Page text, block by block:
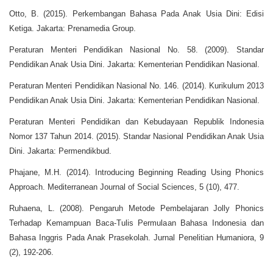
Otto, B. (2015). Perkembangan Bahasa Pada Anak Usia Dini: Edisi
Ketiga. Jakarta: Prenamedia Group.
Peraturan Menteri Pendidikan Nasional No. 58. (2009). Standar
Pendidikan Anak Usia Dini. Jakarta: Kementerian Pendidikan Nasional.
Peraturan Menteri Pendidikan Nasional No. 146. (2014). Kurikulum 2013
Pendidikan Anak Usia Dini. Jakarta: Kementerian Pendidikan Nasional.
Peraturan Menteri Pendidikan dan Kebudayaan Republik Indonesia
Nomor 137 Tahun 2014. (2015). Standar Nasional Pendidikan Anak Usia
Dini. Jakarta: Permendikbud.
Phajane, M.H. (2014). Introducing Beginning Reading Using Phonics
Approach. Mediterranean Journal of Social Sciences, 5 (10), 477.
Ruhaena, L. (2008). Pengaruh Metode Pembelajaran Jolly Phonics
Terhadap Kemampuan Baca-Tulis Permulaan Bahasa Indonesia dan
Bahasa Inggris Pada Anak Prasekolah. Jurnal Penelitian Humaniora, 9
(2), 192-206.